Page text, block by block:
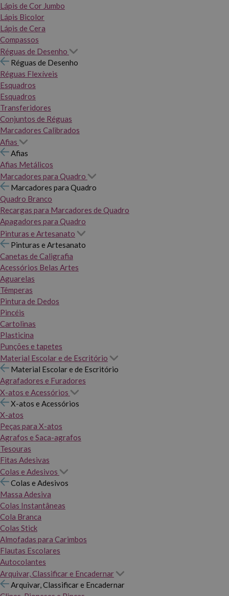
Lápis de Cor Jumbo
Lápis Bicolor
Lápis de Cera
Compassos
Réguas de Desenho
Réguas de Desenho
Réguas Flexíveis
Esquadros
Esquadros
Transferidores
Conjuntos de Réguas
Marcadores Calibrados
Afias
Afias
Afias Metálicos
Marcadores para Quadro
Marcadores para Quadro
Quadro Branco
Recargas para Marcadores de Quadro
Apagadores para Quadro
Pinturas e Artesanato
Pinturas e Artesanato
Canetas de Caligrafia
Acessórios Belas Artes
Aguarelas
Têmperas
Pintura de Dedos
Pincéis
Cartolinas
Plasticina
Punções e tapetes
Material Escolar e de Escritório
Material Escolar e de Escritório
Agrafadores e Furadores
X-atos e Acessórios
X-atos e Acessórios
X-atos
Peças para X-atos
Agrafos e Saca-agrafos
Tesouras
Fitas Adesivas
Colas e Adesivos
Colas e Adesivos
Massa Adesiva
Colas Instantâneas
Cola Branca
Colas Stick
Almofadas para Carimbos
Flautas Escolares
Autocolantes
Arquivar, Classificar e Encadernar
Arquivar, Classificar e Encadernar